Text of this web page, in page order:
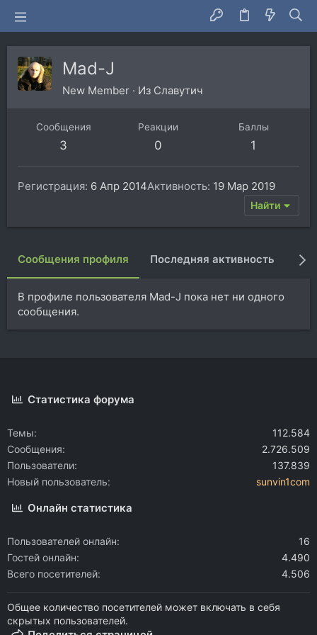
Mad-J
New Member · Из Славутич
Сообщения
3
Реакции
0
Баллы
1
Регистрация 6 Апр 2014Активность 19 Мар 2019
Найти
Сообщения профиля Последняя активность
В профиле пользователя Mad-J пока нет ни одного
сообщения.
Статистика форума
Темы
112.584
Сообщения
2.726.509
Пользователи
137.839
Новый пользователь
sunvin1com
Онлайн статистика
Пользователей онлайн
16
Гостей онлайн
4.490
Всего посетителей
4.506
Общее количество посетителей может включать в себя
скрытых пользователей.